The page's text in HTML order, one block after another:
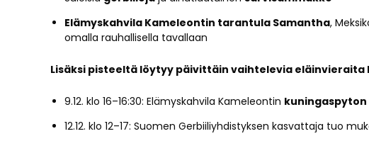
Elämyskahvila Kameleontin tarantula Samantha,
omalla rauhallisella tavallaan
Lisäksi pisteeltä löytyy päivittäin vaihtelevia eläinvieraita
9.12. klo 16–16:30: Elämyskahvila Kameleontin kuningaspyton
12.12. klo 12–17: Suomen Gerbiiliyhdistyksen kasvattaja tuo